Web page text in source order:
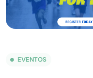
EVENTOS